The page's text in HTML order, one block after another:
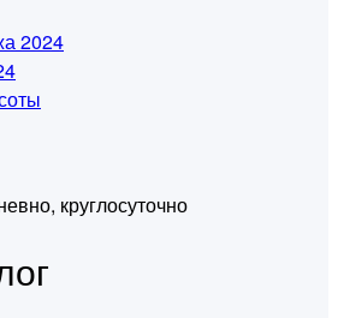
2024
круглосуточно